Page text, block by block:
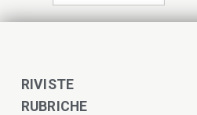
RIVISTE
RUBRICHE